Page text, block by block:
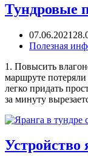
Тундровые
07.06.2021
Полезная
1. Повысить
маршруте
легко придать
за минуту
Устройство